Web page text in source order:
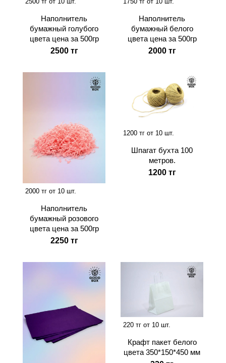
Наполнитель
бумажный голубого
цвета цена за 500гр
2500 тг
Наполнитель
бумажный белого
цвета цена за 500гр
2000 тг
2000 тг от 10 шт.
Наполнитель
бумажный розового
цвета цена за 500гр
2250 тг
1200 тг от 10 шт.
Шпагат бухта 100
метров.
1200 тг
220 тг от 10 шт.
Крафт пакет белого
цвета 350*150*450 мм